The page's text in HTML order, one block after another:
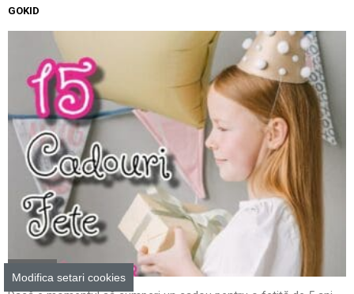
GOKID
Modifica setari cookies